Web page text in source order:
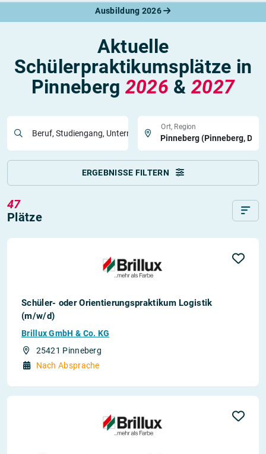
Ausbildung 2026
Aktuelle
Schülerpraktikumsplätze in
Pinneberg 2026 & 2027
Beruf, Studiengang, Unternehmen
Ort, Region
ERGEBNISSE FILTERN
47
Plätze
Schüler- oder Orientierungspraktikum Logistik
(m/w/d)
Brillux GmbH & Co. KG
25421 Pinneberg
Nach Absprache